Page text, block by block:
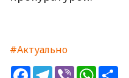
#Актуально
FacebookTelegram
Viber